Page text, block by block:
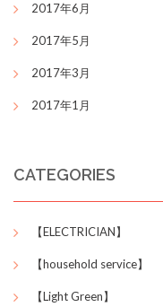
2017年6月
2017年5月
2017年3月
2017年1月
CATEGORIES
【ELECTRICIAN】
【household service】
【Light Green】